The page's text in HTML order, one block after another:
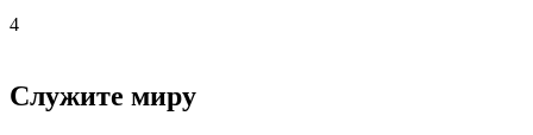
4
Служите миру